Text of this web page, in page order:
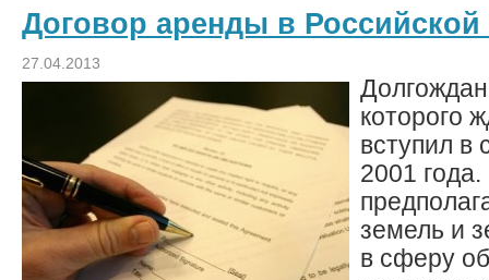
Договор аренды в
27.04.2013
которого
вступил в
2001
земель и
в сферу